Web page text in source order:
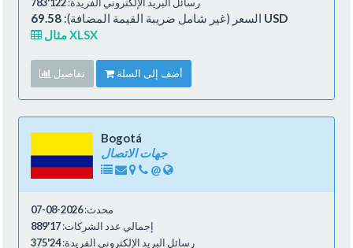
السعر (غير شامل ضريبة القيمة المضافة): 69.58 USD
مثال XLSX
تفاصيل أضف إلى السلة
Bogotá
جهات الاتصال
@
محدث:2026-08-07
إجمالي عدد الشركات:17'889
رسائل البريد الإلكتروني الفريدة:24'375